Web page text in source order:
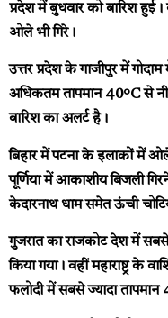
प्रदेश में बुधवार को बारिश हुई।
ओले भी गिरे।
उत्तर प्रदेश के गाजीपुर में
अधिकतम तापमान 40°C से
बारिश का अलर्ट है।
बिहार में पटना के इलाकों में ओले
पूर्णिया में आकाशीय बिजली
केदारनाथ धाम समेत ऊंची
गुजरात का राजकोट देश में सबसे
किया गया। वहीं महाराष्ट्र के
फलोदी में सबसे ज्यादा तापमान